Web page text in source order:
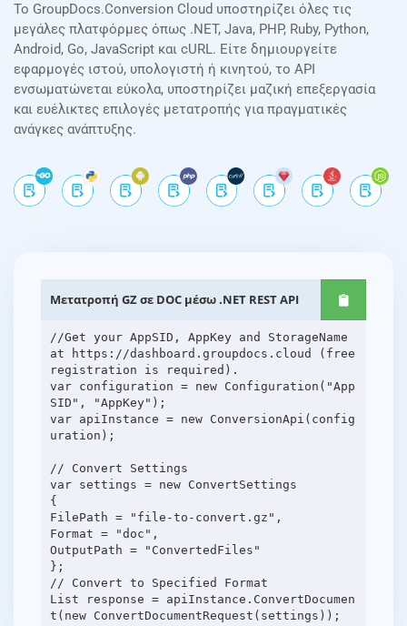
Το GroupDocs.Conversion Cloud υποστηρίζει όλες τις
μεγάλες πλατφόρμες όπως .NET, Java, PHP, Ruby, Python,
Android, Go, JavaScript και cURL. Είτε δημιουργείτε
εφαρμογές ιστού, υπολογιστή ή κινητού, το API
ενσωματώνεται εύκολα, υποστηρίζει μαζική επεξεργασία
και ευέλικτες επιλογές μετατροπής για πραγματικές
ανάγκες ανάπτυξης.
Μετατροπή GZ σε DOC μέσω .NET REST API
//Get your AppSID, AppKey and StorageName
at https://dashboard.groupdocs.cloud (free
registration is required).
var configuration = new Configuration("App
SID", "AppKey");
var apiInstance = new ConversionApi(config
uration);
// Convert Settings
var settings = new ConvertSettings
{
FilePath = "file-to-convert.gz",
Format = "doc",
OutputPath = "ConvertedFiles"
};
// Convert to Specified Format
List response = apiInstance.ConvertDocumen